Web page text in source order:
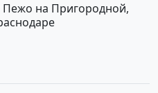
Пежо на Пригородной,